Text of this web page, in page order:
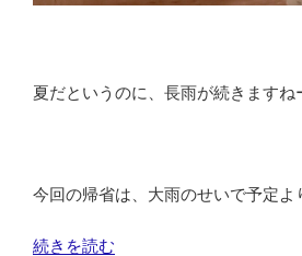
夏だというのに、長雨が続きますね
今回の帰省は、大雨のせいで予定よ
“お
続きを読む